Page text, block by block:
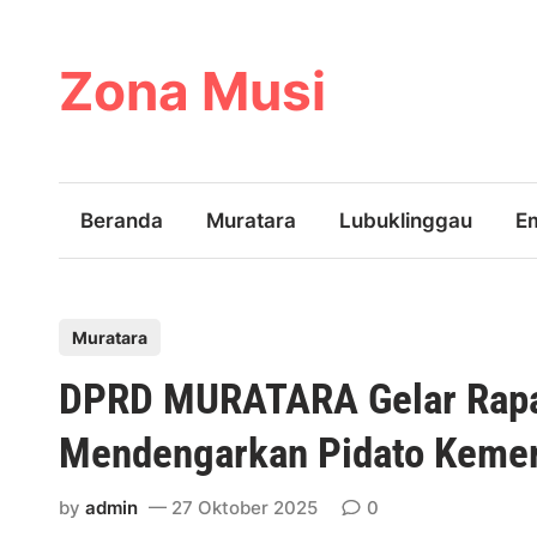
contentZona Musi
Beranda Muratara Lubuklinggau
s
t
e
d
Muratara
DPRD MURATARA Gelar
Mendengarkan Pidato
by admin 27 Oktober 2025 0